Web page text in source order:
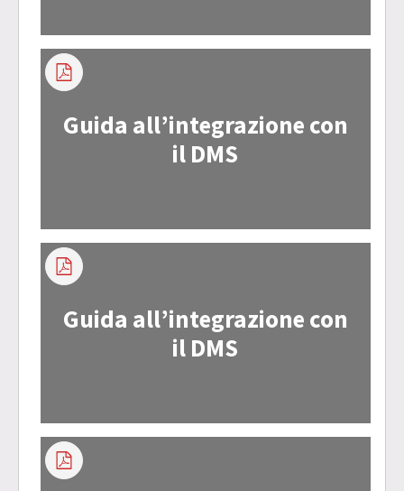
Guida all’integrazione con
il DMS
Guida all’integrazione con
il DMS